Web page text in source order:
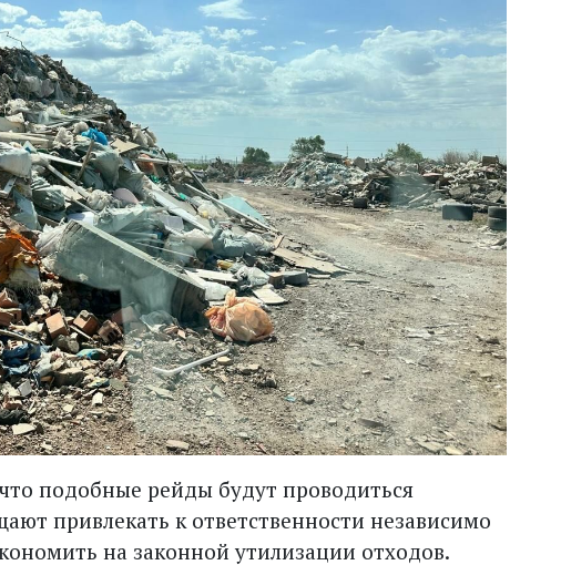
подобные рейды будут проводиться
привлекать к ответственности независимо
на законной утилизации отходов.